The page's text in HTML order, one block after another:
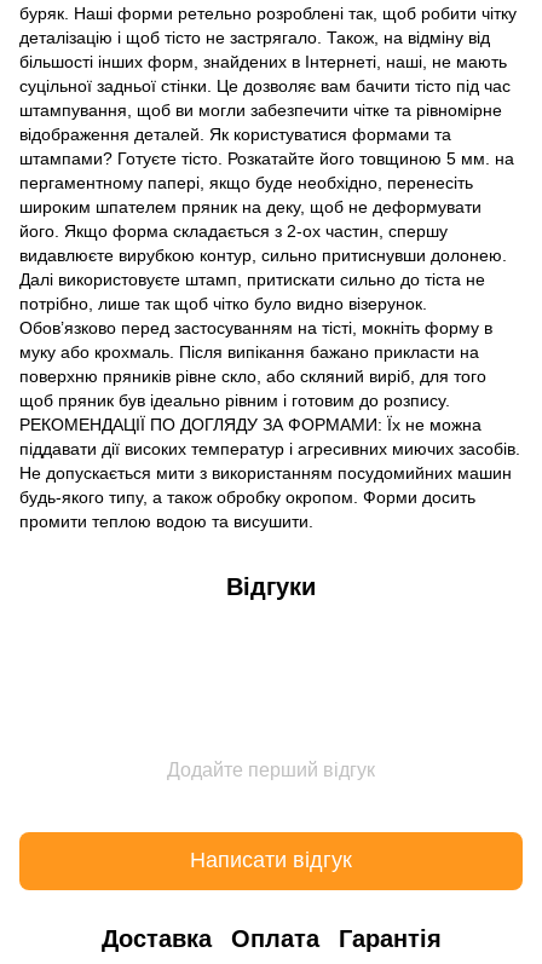
буряк. Наші форми ретельно розроблені так, щоб робити чітку
деталізацію і щоб тісто не застрягало. Також, на відміну від
більшості інших форм, знайдених в Інтернеті, наші, не мають
суцільної задньої стінки. Це дозволяє вам бачити тісто під час
штампування, щоб ви могли забезпечити чітке та рівномірне
відображення деталей. Як користуватися формами та
штампами? Готуєте тісто. Розкатайте його товщиною 5 мм. на
пергаментному папері, якщо буде необхідно, перенесіть
широким шпателем пряник на деку, щоб не деформувати
його. Якщо форма складається з 2-ох частин, спершу
видавлюєте вирубкою контур, сильно притиснувши долонею.
Далі використовуєте штамп, притискати сильно до тіста не
потрібно, лише так щоб чітко було видно візерунок.
Обов’язково перед застосуванням на тісті, мокніть форму в
муку або крохмаль. Після випікання бажано прикласти на
поверхню пряників рівне скло, або скляний виріб, для того
щоб пряник був ідеально рівним і готовим до розпису.
РЕКОМЕНДАЦІЇ ПО ДОГЛЯДУ ЗА ФОРМАМИ: Їх не можна
піддавати дії високих температур і агресивних миючих засобів.
Не допускається мити з використанням посудомийних машин
будь-якого типу, а також обробку окропом. Форми досить
промити теплою водою та висушити.
Відгуки
Додайте перший відгук
Написати відгук
Доставка Оплата Гарантія